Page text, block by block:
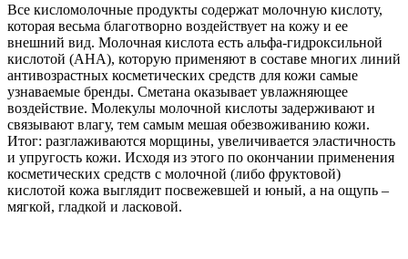
Все кисломолочные продукты содержат молочную кислоту,
которая весьма благотворно воздействует на кожу и ее
внешний вид. Молочная кислота есть альфа-гидроксильной
кислотой (AHA), которую применяют в составе многих линий
антивозрастных косметических средств для кожи самые
узнаваемые бренды. Сметана оказывает увлажняющее
воздействие. Молекулы молочной кислоты задерживают и
связывают влагу, тем самым мешая обезвоживанию кожи.
Итог: разглаживаются морщины, увеличивается эластичность
и упругость кожи. Исходя из этого по окончании применения
косметических средств с молочной (либо фруктовой)
кислотой кожа выглядит посвежевшей и юный, а на ощупь –
мягкой, гладкой и ласковой.